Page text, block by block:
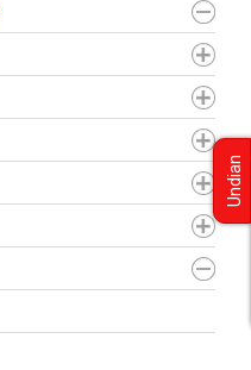
Undian